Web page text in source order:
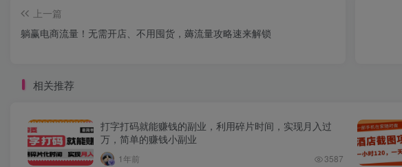
上一篇
躺赢电商流量！无需开店、不用囤货，薅流量攻略速来解锁
相关推荐
打字打码就能赚钱的副业，利用碎片时间，实现月入过
万，简单的赚钱小副业
1年前 3587